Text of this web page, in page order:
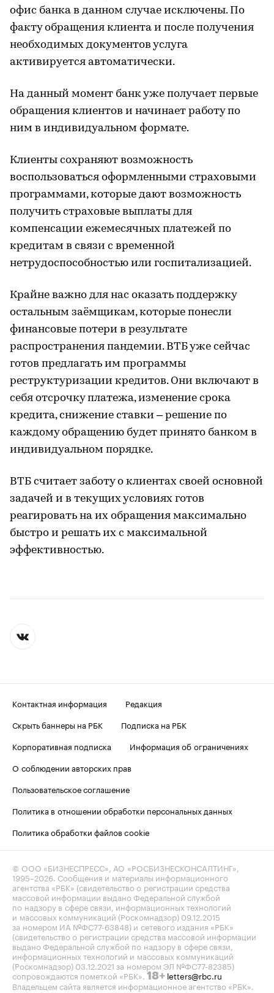
офис банка в данном случае исключены. По
факту обращения клиента и после получения
необходимых документов услуга
активируется автоматически.
На данный момент банк уже получает первые
обращения клиентов и начинает работу по
ним в индивидуальном формате.
Клиенты сохраняют возможность
воспользоваться оформленными страховыми
программами, которые дают возможность
получить страховые выплаты для
компенсации ежемесячных платежей по
кредитам в связи с временной
нетрудоспособностью или госпитализацией.
Крайне важно для нас оказать поддержку
остальным заёмщикам, которые понесли
финансовые потери в результате
распространения пандемии. ВТБ уже сейчас
готов предлагать им программы
реструктуризации кредитов. Они включают в
себя отсрочку платежа, изменение срока
кредита, снижение ставки – решение по
каждому обращению будет принято банком в
индивидуальном порядке.
ВТБ считает заботу о клиентах своей основной
задачей и в текущих условиях готов
реагировать на их обращения максимально
быстро и решать их с максимальной
эффективностью.
Контактная информация
Редакция
Скрыть баннеры на РБК
Подписка на РБК
Корпоративная подписка
Информация об ограничениях
О соблюдении авторских прав
Пользовательское соглашение
Политика в отношении обработки персональных данных
Политика обработки файлов cookie
© ООО «БИЗНЕСПРЕСС», АО «РОСБИЗНЕСКОНСАЛТИНГ»,
1995–2026 . Сообщения и материалы информационного
агентства «РБК» (свидетельство о регистрации средства
массовой информации выдано Федеральной службой
по надзору в сфере связи, информационных технологий
и массовых коммуникаций (Роскомнадзор) 09.12.2015
за номером ИА №ФС77-63848) и сетевого издания «РБК»
(свидетельство о регистрации средства массовой информации
выдано Федеральной службой по надзору в сфере связи,
информационных технологий и массовых коммуникаций
(Роскомнадзор) 03.12.2021 за номером ЭЛ №ФС77-82385)
сопровождаются пометкой «РБК». 18+ letters@rbc.ru
Владельцем сайта является информационное агентство «РБК».